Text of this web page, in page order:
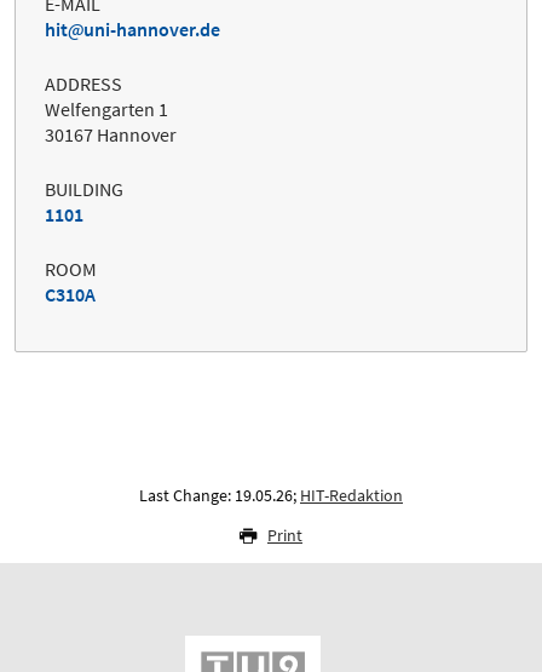
hit
uni-hannover.de
ADDRESS
Welfengarten 1
30167 Hannover
BUILDING
1101
ROOM
C310A
Last Change: 19.05.26; HIT-Redaktion
Print